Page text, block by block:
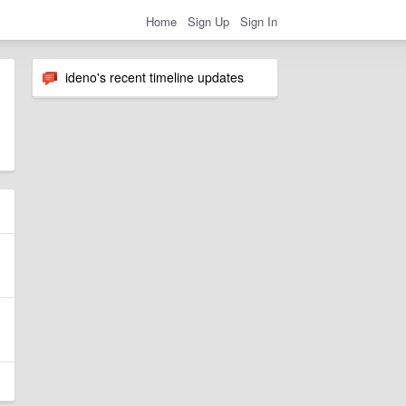
Home Sign Up Sign In
ideno's recent timeline updates